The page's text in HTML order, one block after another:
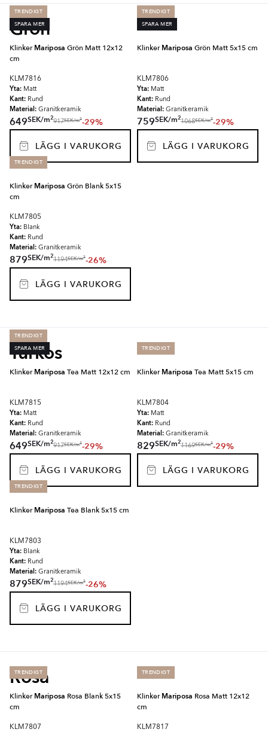
Grön
TRENDIGT
SPARA MER
KlinkerMariposa Grön Matt 12x12
cm
KLM7816
Yta: Matt
Kant: Rund
Material: Granitkeramik
649SEK/m2
917SEK/m2-29%
LÄGG I VARUKORG
TRENDIGT
SPARA MER
KlinkerMariposa Grön Matt 5x15 cm
KLM7806
Yta: Matt
Kant: Rund
Material: Granitkeramik
759SEK/m2
1068SEK/m2-29%
LÄGG I VARUKORG
TRENDIGT
KlinkerMariposa Grön Blank 5x15
cm
KLM7805
Yta: Blank
Kant: Rund
Material: Granitkeramik
879SEK/m2
1194SEK/m2-26%
LÄGG I VARUKORG
Turkos
TRENDIGT
SPARA MER
KlinkerMariposa Tea Matt 12x12 cm
KLM7815
Yta: Matt
Kant: Rund
Material: Granitkeramik
649SEK/m2
917SEK/m2-29%
LÄGG I VARUKORG
TRENDIGT
KlinkerMariposa Tea Matt 5x15 cm
KLM7804
Yta: Matt
Kant: Rund
Material: Granitkeramik
829SEK/m2
1169SEK/m2-29%
LÄGG I VARUKORG
TRENDIGT
KlinkerMariposa Tea Blank 5x15 cm
KLM7803
Yta: Blank
Kant: Rund
Material: Granitkeramik
879SEK/m2
1194SEK/m2-26%
LÄGG I VARUKORG
Rosa
TRENDIGT
KlinkerMariposa Rosa Blank 5x15
cm
KLM7807
TRENDIGT
KlinkerMariposa Rosa Matt 12x12
cm
KLM7817